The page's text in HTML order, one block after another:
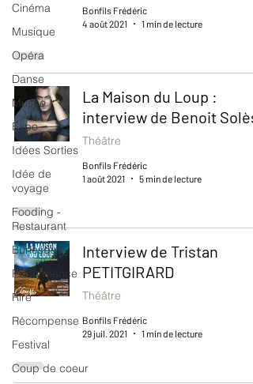
Cinéma
Musique
Opéra
Danse
Musée
Expo
Idées Sorties
Idée de
voyage
Fooding -
Restaurant
Burlesque
Performance
Rire
Récompense
Festival
Coup de coeur
Bonfils Frédéric
4 août 2021
1 min de lecture
La Maison du Loup :
interview de Benoit Solès
Théâtre
Bonfils Frédéric
1 août 2021
5 min de lecture
Interview de Tristan
PETITGIRARD
Théâtre
Bonfils Frédéric
29 juil. 2021
1 min de lecture